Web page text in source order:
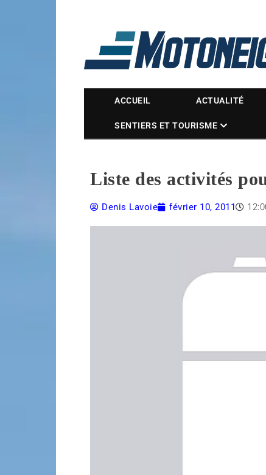
Magazine
ACCUEIL ACTUALITÉ
SENTIERS ET TOURISME
Liste des activités
Denis Lavoie février 10, 2011